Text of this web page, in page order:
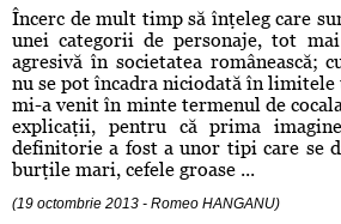
Încerc de mult timp să înţeleg care
unei categorii de personaje, tot
agresivă în societatea românească;
nu se pot încadra niciodată în
mi-a venit în minte termenul de
explicaţii, pentru că prima
definitorie a fost a unor tipi care se
burţile mari, cefele groase ...
(19 octombrie 2013 - Romeo HANGANU)